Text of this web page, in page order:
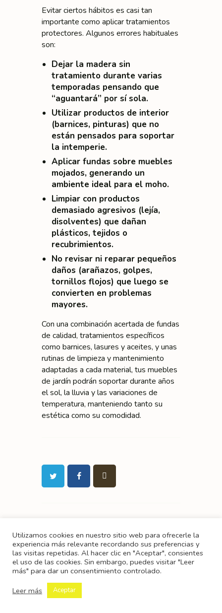
Evitar ciertos hábitos es casi tan
importante como aplicar tratamientos
protectores. Algunos errores habituales
son:
Dejar la madera sin
tratamiento durante varias
temporadas pensando que
“aguantará” por sí sola.
Utilizar productos de interior
(barnices, pinturas) que no
están pensados para soportar
la intemperie.
Aplicar fundas sobre muebles
mojados, generando un
ambiente ideal para el moho.
Limpiar con productos
demasiado agresivos (lejía,
disolventes) que dañan
plásticos, tejidos o
recubrimientos.
No revisar ni reparar pequeños
daños (arañazos, golpes,
tornillos flojos) que luego se
convierten en problemas
mayores.
Con una combinación acertada de fundas
de calidad, tratamientos específicos
como barnices, lasures y aceites, y unas
rutinas de limpieza y mantenimiento
adaptadas a cada material, tus muebles
de jardín podrán soportar durante años
el sol, la lluvia y las variaciones de
temperatura, manteniendo tanto su
estética como su comodidad.
Anterior
Iluminación LED
Utilizamos cookies en nuestro sitio web para ofrecerle la
experiencia más relevante recordando sus preferencias y
las visitas repetidas. Al hacer clic en "Aceptar", consientes
el uso de las cookies. Sin embargo, puedes visitar "Leer
más" para dar un consentimiento controlado.
Leer más
Aceptar